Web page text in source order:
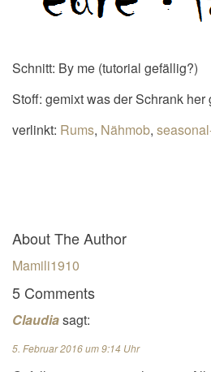
Schnitt: By me (tutorial gefällig?)
Stoff: gemixt was der Schrank her
verlinkt: Rums, Nähmob,
About The Author
Mamili1910
5 Comments
Claudiasagt:
5. Februar 2016 um 9:14 Uhr